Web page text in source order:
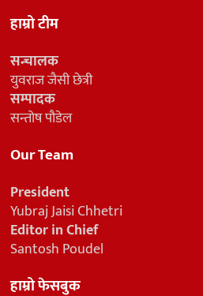
हाम्रो टीम
सन्चालक
युवराज जैसी छेत्री
सम्पादक
सन्तोष पौडेल
Our Team
President
Yubraj Jaisi Chhetri
Editor in Chief
Santosh Poudel
हाम्रो फेसबुक